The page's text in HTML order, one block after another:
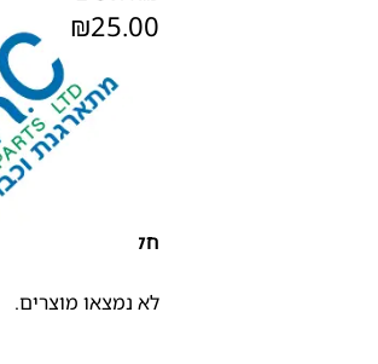
₪25.00
חלקי חילוף
לא נמצאו מוצרים.